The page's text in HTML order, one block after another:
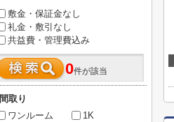
敷金・保証金なし
礼金・敷引なし
共益費・管理費込み
0件が該当
間取り
ワンルーム
1K